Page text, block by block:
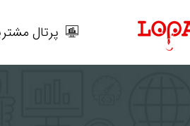
پرتال